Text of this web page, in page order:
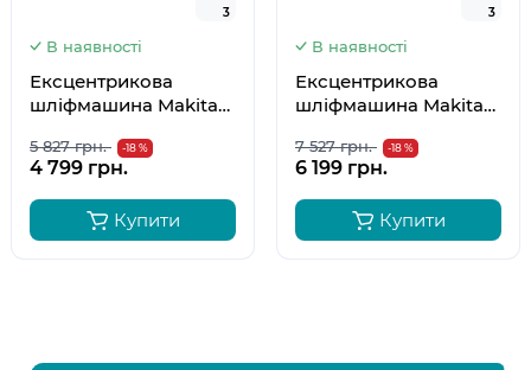
3
3
В наявності
Ексцентрикова
шліфмашина Makita
5 827 грн. -18 %
4 799 грн.
Купити
3
3
В наявності
Ексцентрикова
шліфмашина Makita
7 527 грн. -18 %
6 199 грн.
Купити